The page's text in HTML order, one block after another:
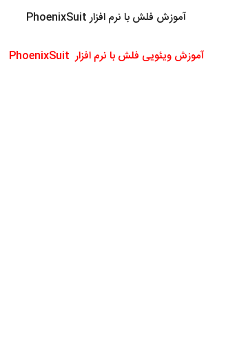
آموزش فلش با نرم افزار PhoenixSuit
آموزش ویئویی فلش با نرم افزار PhoenixSuit